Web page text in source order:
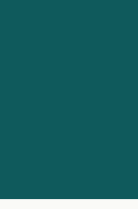
België (NL)